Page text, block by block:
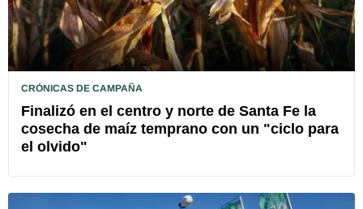
CRÓNICAS DE CAMPAÑA
Finalizó en el centro y norte de Santa Fe la
cosecha de maíz temprano con un "ciclo para
el olvido"